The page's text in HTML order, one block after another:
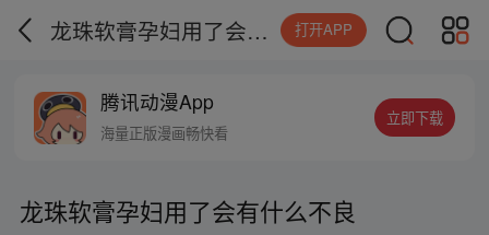
龙珠软膏孕妇用了会有什么不良 打开APP
腾讯动漫App
海量正版漫画畅快看
立即下载
龙珠软膏孕妇用了会有什么不良